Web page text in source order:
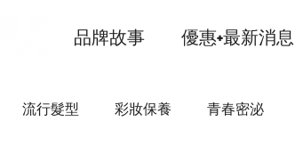
品牌故事 優惠+最新消息
流行髮型 彩妝保養 青春密泌